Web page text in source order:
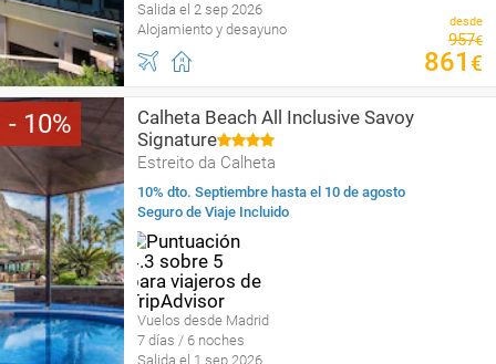
Salida el 2 sep 2026
Alojamiento y desayuno
desde
957€
861 €
10
Calheta Beach All Inclusive Savoy
Signature
Estreito da Calheta
10% dto. Septiembre hasta el 10 de agosto
Seguro de Viaje Incluido
Vuelos desde Madrid
7 días / 6 noches
Salida el 1 sep 2026